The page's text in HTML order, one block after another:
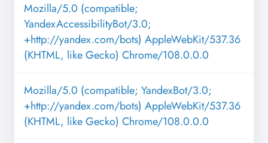
Mozilla/5.0 (compatible;
YandexAccessibilityBot/3.0;
+http://yandex.com/bots) AppleWebKit/537.36
(KHTML, like Gecko) Chrome/108.0.0.0
Mozilla/5.0 (compatible; YandexBot/3.0;
+http://yandex.com/bots) AppleWebKit/537.36
(KHTML, like Gecko) Chrome/108.0.0.0